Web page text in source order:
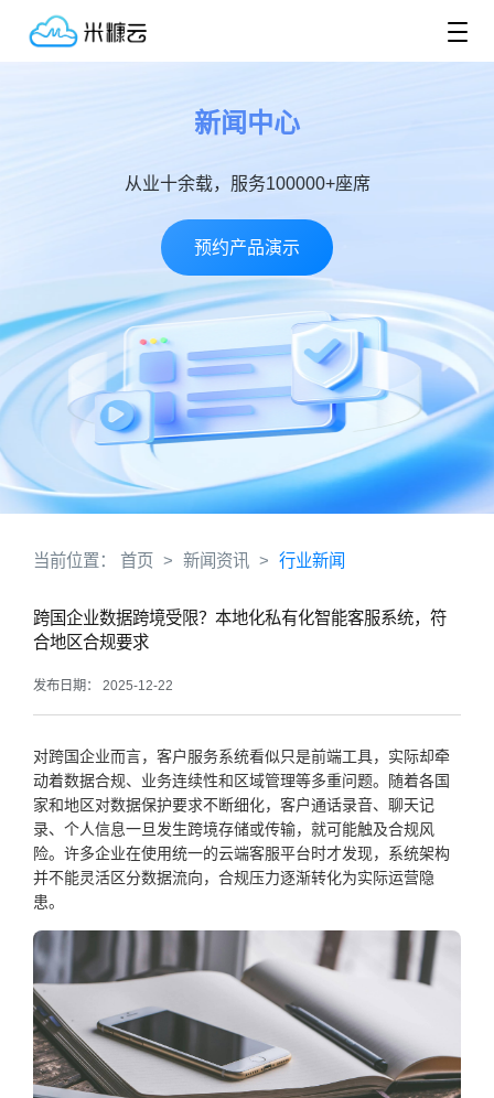
新闻中心
从业十余载，服务100000+座席
预约产品演示
当前位置： 首页 > 新闻资讯 > 行业新闻
跨国企业数据跨境受限？本地化私有化智能客服系统，符
合地区合规要求
发布日期： 2025-12-22
对跨国企业而言，客户服务系统看似只是前端工具，实际却牵
动着数据合规、业务连续性和区域管理等多重问题。随着各国
家和地区对数据保护要求不断细化，客户通话录音、聊天记
录、个人信息一旦发生跨境存储或传输，就可能触及合规风
险。许多企业在使用统一的云端客服平台时才发现，系统架构
并不能灵活区分数据流向，合规压力逐渐转化为实际运营隐
患。